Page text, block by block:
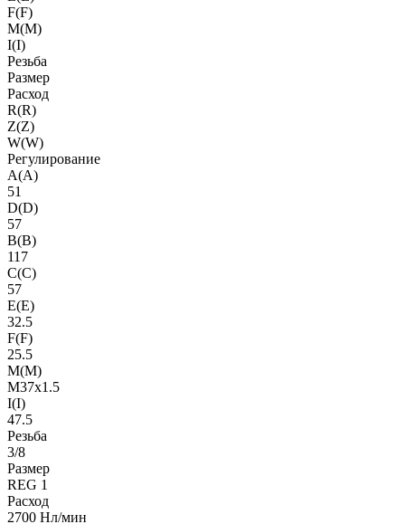
F(F)
M(M)
I(I)
Резьба
Размер
Расход
R(R)
Z(Z)
W(W)
Регулирование
A(A)
51
D(D)
57
B(B)
117
C(C)
57
E(E)
32.5
F(F)
25.5
M(M)
M37x1.5
I(I)
47.5
Резьба
3/8
Размер
REG 1
Расход
2700 Нл/мин